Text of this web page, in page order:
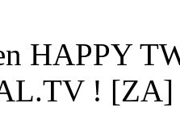
HAPPY
! [ZA]